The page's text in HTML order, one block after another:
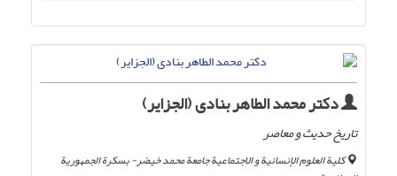
دکتر محمد الطاهر بنادی (الجزایر)
تاریخ حدیث و معاصر
کلیة العلوم الإنسانیة و الاجتماعیة جامعة محمد خیضر- بسکرة الجمهوریة